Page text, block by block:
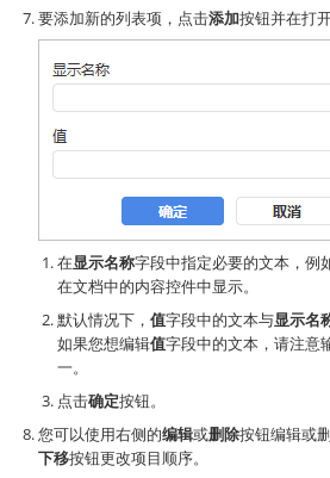
要添加新的列表项，点击添加按钮并在打
在显示名称字段中指定必要的文本，例
在文档中的内容控件中显示。
默认情况下， 值字段中的文本与显示名
如果您想编辑值字段中的文本，请注意
一。
点击确定按钮。
您可以使用右侧的编辑或删除按钮编辑或
下移按钮更改项目顺序。